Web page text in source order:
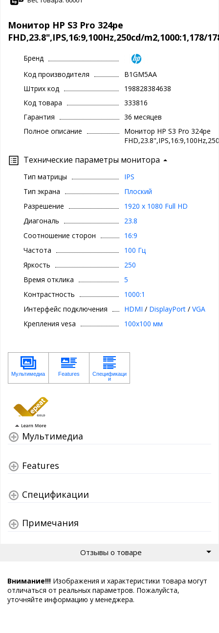
Монитор HP S3 Pro 324pe
FHD,23.8",IPS,16:9,100Hz,250cd/m2,1000:1,178/
Бренд
Код производителя
B1GM5AA
Штрих код
198828384638
Код товара
333816
Гарантия
36 месяцев
Полное описание
Монитор HP S3 Pro 324pe
Технические параметры монитора
Тип матрицы
IPS
Тип экрана
Плоский
Разрешение
1920 x 1080 Full HD
Диагональ
23.8
Соотношение сторон
16:9
Частота
100 Гц
Яркость
250
Время отклика
5
Контрастность
1000:1
Интерфейс подключения
HDMI / DisplayPort/ VGA
Крепления vesa
100x100 мм
Мультимедиа
Features
Спецификации
Примечания
Отзывы о товаре
Внимание!!! Изображения и характеристики товара могут
отличаться от реальных параметров. Пожалуйста,
уточняйте информацию у менеджера.